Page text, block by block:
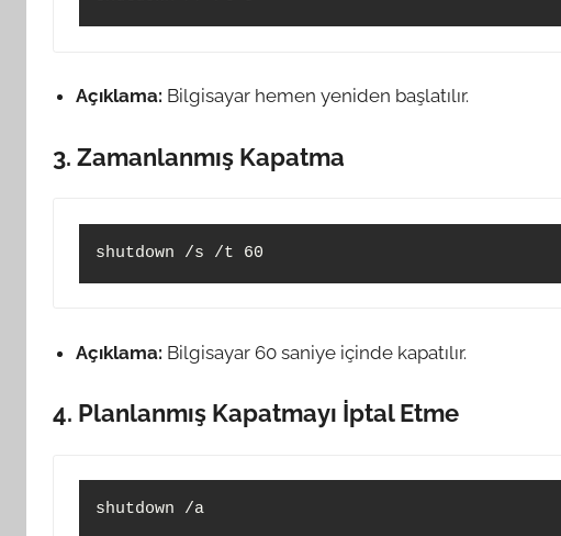
Açıklama: Bilgisayar hemen yeniden başlatılır.
3. Zamanlanmış Kapatma
Açıklama: Bilgisayar 60 saniye içinde kapatılır.
4. Planlanmış Kapatmayı İptal Etme
shutdown /a